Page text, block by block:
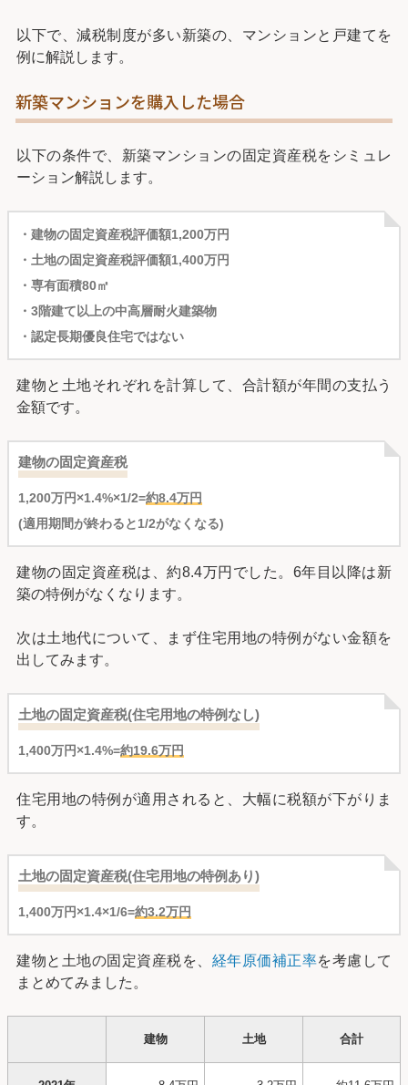
以下で、減税制度が多い新築の、マンションと戸建てを
例に解説します。
新築マンションを購入した場合
以下の条件で、新築マンションの固定資産税をシミュレ
ーション解説します。
・建物の固定資産税評価額1,200万円
・土地の固定資産税評価額1,400万円
・専有面積80㎡
・3階建て以上の中高層耐火建築物
・認定長期優良住宅ではない
建物と土地それぞれを計算して、合計額が年間の支払う
金額です。
建物の固定資産税
1,200万円×1.4%×1/2=約8.4万円
(適用期間が終わると1/2がなくなる)
建物の固定資産税は、約8.4万円でした。6年目以降は新
築の特例がなくなります。
次は土地代について、まず住宅用地の特例がない金額を
出してみます。
土地の固定資産税(住宅用地の特例なし)
1,400万円×1.4%=約19.6万円
住宅用地の特例が適用されると、大幅に税額が下がりま
す。
土地の固定資産税(住宅用地の特例あり)
1,400万円×1.4×1/6=約3.2万円
建物と土地の固定資産税を、 経年原価補正率を考慮して
まとめてみました。
建物 土地 合計